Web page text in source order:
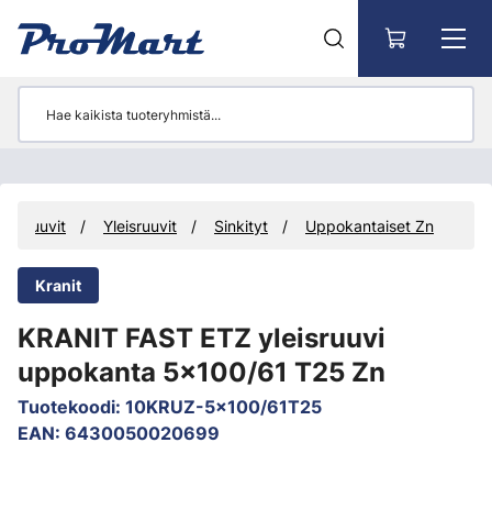
Yleisruuvit Sinkityt Uppokantaiset Zn
Kranit
KRANIT FAST ETZ yleisruuvi
uppokanta 5x100/61 T25 Zn
Tuotekoodi: 10KRUZ-5x100/61T25
EAN: 6430050020699